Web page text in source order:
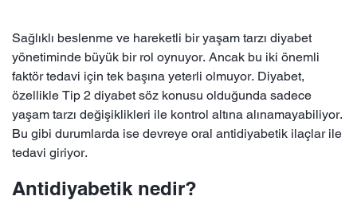
Sağlıklı beslenme ve hareketli bir yaşam tarzı diyabet
yönetiminde büyük bir rol oynuyor. Ancak bu iki önemli
faktör tedavi için tek başına yeterli olmuyor. Diyabet,
özellikle Tip 2 diyabet söz konusu olduğunda sadece
yaşam tarzı değişiklikleri ile kontrol altına alınamayabiliyor.
Bu gibi durumlarda ise devreye oral antidiyabetik ilaçlar ile
tedavi giriyor.
Antidiyabetik nedir​?